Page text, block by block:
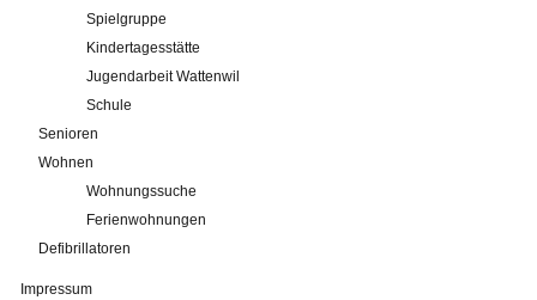
Spielgruppe
Kindertagesstätte
Jugendarbeit Wattenwil
Schule
Senioren
Wohnen
Wohnungssuche
Ferienwohnungen
Defibrillatoren
Impressum